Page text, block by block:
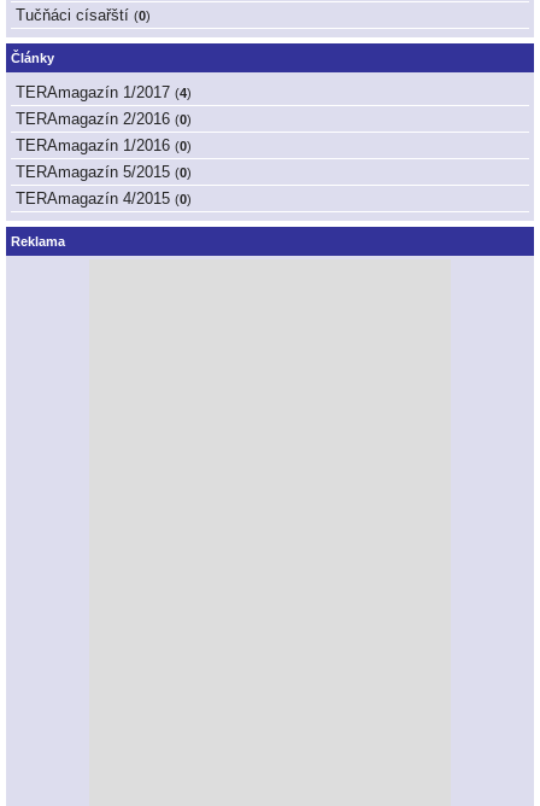
Tučňáci císařští (0)
Články
TERAmagazín 1/2017 (4)
TERAmagazín 2/2016 (0)
TERAmagazín 1/2016 (0)
TERAmagazín 5/2015 (0)
TERAmagazín 4/2015 (0)
Reklama